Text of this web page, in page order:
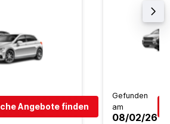
Angebote finden
Gefunden
am
08/02/26